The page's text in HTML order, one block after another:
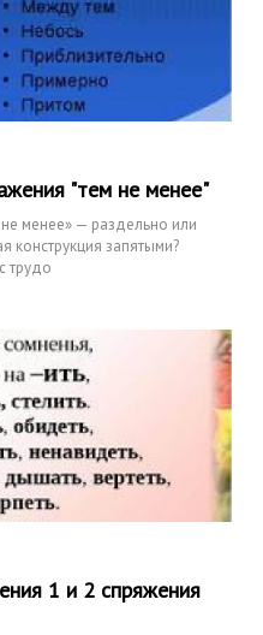
"тем не менее"
менее» — раздельно или
конструкция запятыми?
трудо
1 и 2 спряжения